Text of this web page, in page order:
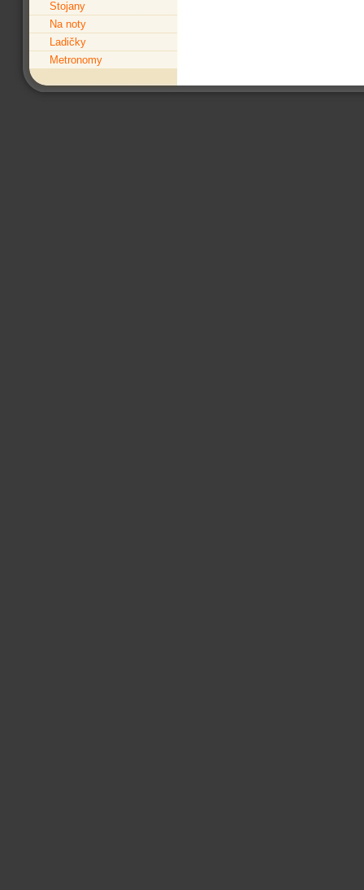
Stojany
Na noty
Ladičky
Metronomy